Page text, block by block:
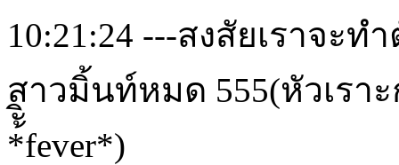
10:21:24 ---สงสัยเราจะท
สาวมิ้นท์หมด 555(หัวเรา
*้ัิfever*)